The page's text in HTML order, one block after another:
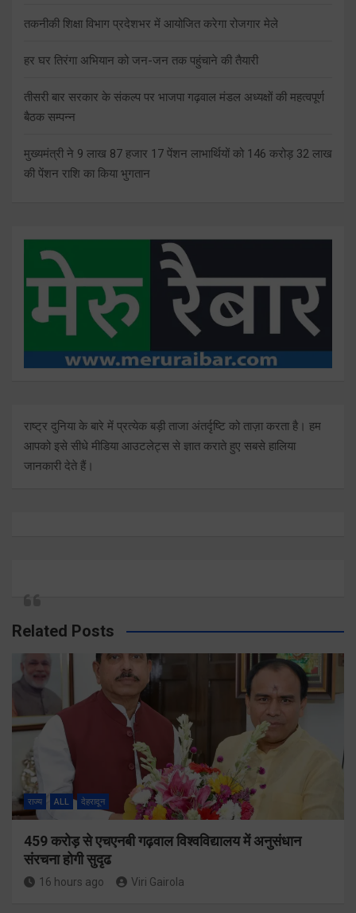
तकनीकी शिक्षा विभाग प्रदेशभर में आयोजित करेगा रोजगार मेले
हर घर तिरंगा अभियान को जन-जन तक पहुंचाने की तैयारी
तीसरी बार सरकार के संकल्प पर भाजपा गढ़वाल मंडल अध्यक्षों की महत्वपूर्ण
बैठक सम्पन्न
मुख्यमंत्री ने 9 लाख 87 हजार 17 पेंशन लाभार्थियों को 146 करोड़ 32 लाख
की पेंशन राशि का किया भुगतान
राष्ट्र दुनिया के बारे में प्रत्येक बड़ी ताजा अंतर्दृष्टि को ताज़ा करता है। हम
आपको इसे सीधे मीडिया आउटलेट्स से ज्ञात कराते हुए सबसे हालिया
जानकारी देते हैं।
Related Posts
राज्य ALL देहरादून
459 करोड़ से एचएनबी गढ़वाल विश्वविद्यालय में अनुसंधान
संरचना होगी सुदृढ
16 hours ago Viri Gairola